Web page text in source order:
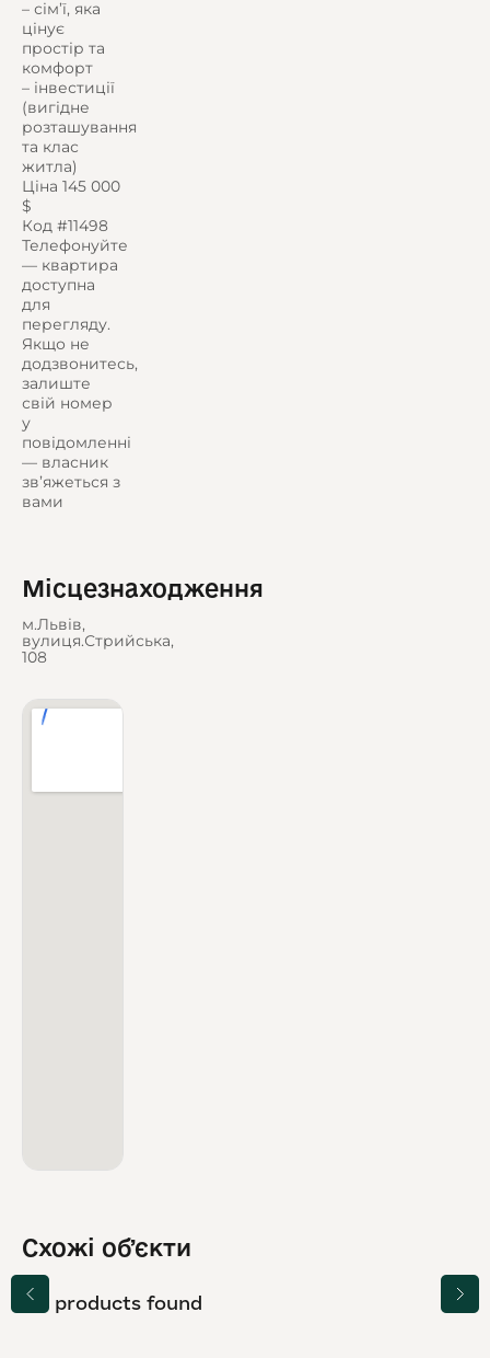
– сім’ї, яка
цінує
простір та
комфорт
– інвестиції
(вигідне
розташування
та клас
житла)
Ціна 145 000
$
Код #11498
Телефонуйте
— квартира
доступна
для
перегляду.
Якщо не
додзвонитесь,
залиште
свій номер
у
повідомленні
— власник
зв’яжеться з
вами
Місцезнаходження
м.Львів,
вулиця.Стрийська,
108
Схожі обʼєкти
No products found